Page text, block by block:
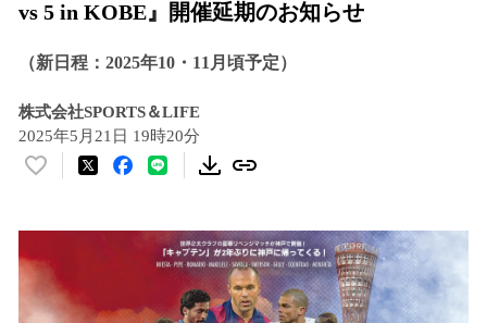
vs 5 in KOBE』開催延期のお知らせ
（新日程：2025年10・11月頃予定）
株式会社SPORTS＆LIFE
2025年5月21日 19時20分
い
数
を
読